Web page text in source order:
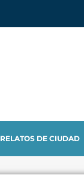
RELATOS DE CIUDAD